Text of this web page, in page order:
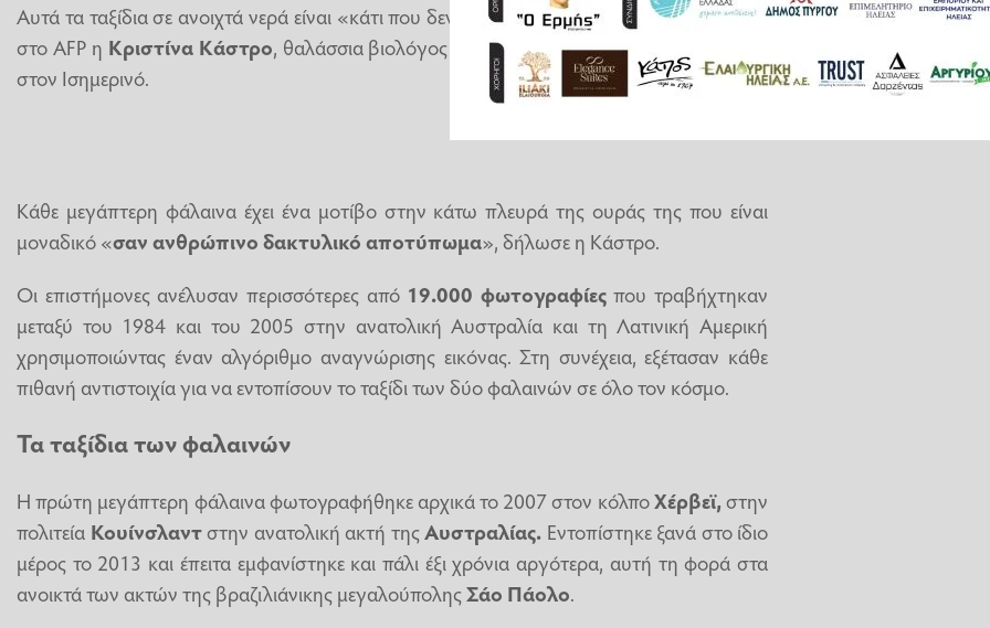
Αυτά τα ταξίδια σε ανοιχτά νερά είναι «κάτι που δεν είχε καταγραφεί ποτέ πριν», δήλωσε
στο AFP η Κριστίνα Κάστρο, θαλάσσια βιολόγος στο Ίδρυμα Φαλαινών του Ειρηνικού
στον Ισημερινό.
Κάθε μεγάπτερη φάλαινα έχει ένα μοτίβο στην κάτω πλευρά της ουράς της που είναι
μοναδικό «σαν ανθρώπινο δακτυλικό αποτύπωμα», δήλωσε η Κάστρο.
Οι επιστήμονες ανέλυσαν περισσότερες από 19.000 φωτογραφίεςπου τραβήχτηκαν
μεταξύ του 1984 και του 2005 στην ανατολική Αυστραλία και τη Λατινική Αμερική
χρησιμοποιώντας έναν αλγόριθμο αναγνώρισης εικόνας. Στη συνέχεια, εξέτασαν κάθε
πιθανή αντιστοιχία για να εντοπίσουν το ταξίδι των δύο φαλαινών σε όλο τον κόσμο.
Τα ταξίδια των φαλαινών
Η πρώτη μεγάπτερη φάλαινα φωτογραφήθηκε αρχικά το 2007 στον κόλποΧέρβεϊ,στην
πολιτεία Κουίνσλαντστην ανατολική ακτή τηςΑυστραλίας. Εντοπίστηκε ξανά στο ίδιο
μέρος το 2013 και έπειτα εμφανίστηκε και πάλι έξι χρόνια αργότερα, αυτή τη φορά στα
ανοικτά των ακτών της βραζιλιάνικης μεγαλούποληςΣάο Πάολο.